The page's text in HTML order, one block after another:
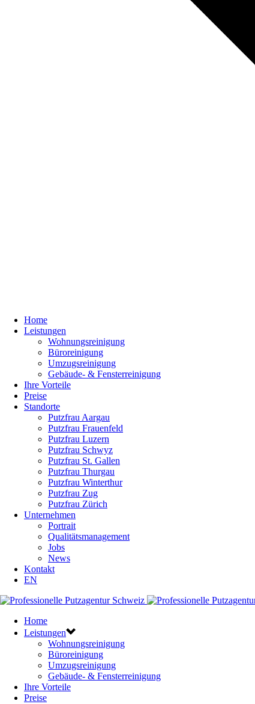
Home
Leistungen
Wohnungsreinigung
Büroreinigung
Umzugsreinigung
Gebäude- & Fensterreinigung
Ihre Vorteile
Preise
Standorte
Putzfrau Aargau
Putzfrau Frauenfeld
Putzfrau Luzern
Putzfrau Schwyz
Putzfrau St. Gallen
Putzfrau Thurgau
Putzfrau Winterthur
Putzfrau Zug
Putzfrau Zürich
Unternehmen
Portrait
Qualitätsmanagement
Jobs
News
Kontakt
EN
Home
Leistungen
Wohnungsreinigung
Büroreinigung
Umzugsreinigung
Gebäude- & Fensterreinigung
Ihre Vorteile
Preise